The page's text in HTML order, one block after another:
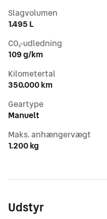
Slagvolumen
1.495 L
CO₂-udledning
109 g/km
Kilometertal
350.000 km
Geartype
Manuelt
Maks. anhængervægt
1.200 kg
Udstyr